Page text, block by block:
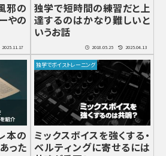
邪の
やの
2025.11.17
独学で短時間の練習だと上
達するのはかなり難しいと
いうお話
2018.05.25 2025.04.13
本の
った
独学でボイストレーニング
ミックスボイスを強くする・
ベルティングに寄せるには